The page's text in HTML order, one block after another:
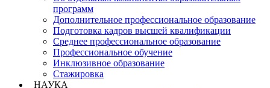
программ
Дополнительное профессиональное образование
Подготовка кадров высшей квалификации
Среднее профессиональное образование
Профессиональное обучение
Инклюзивное образование
Стажировка
НАУКА